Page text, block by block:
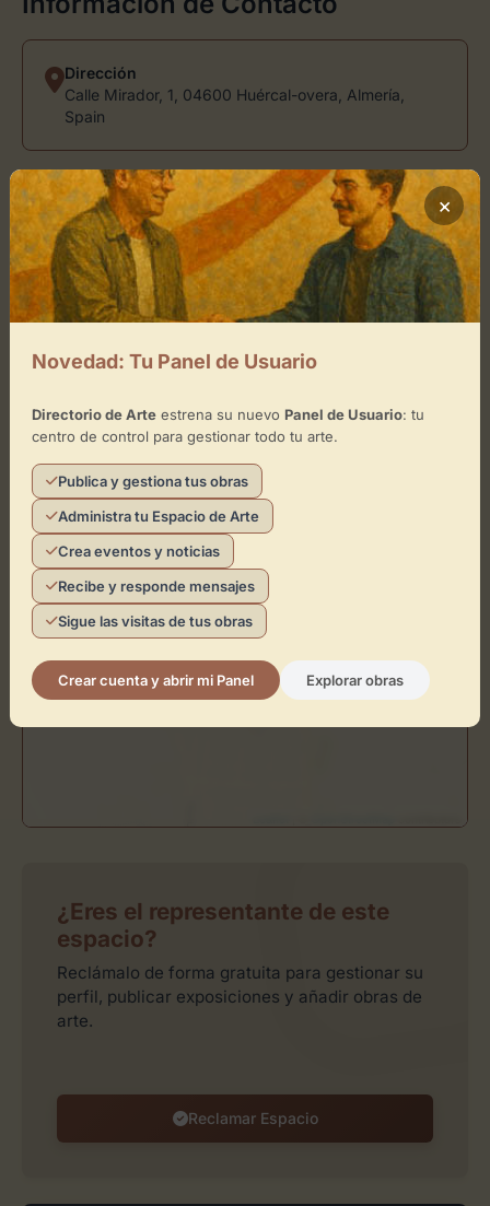
Dirección
Calle Mirador, 1, 04600 Huércal-overa, Almería,
Spain
Teléfono
649 27 02 62
Ubicación de H-ELARTE
Cómo llegar
H-ELARTE
+
−
Toca el mapa para interactuar
Activar Mapa
¿Eres el representante de este
espacio?
Reclámalo de forma gratuita para gestionar su
perfil, publicar exposiciones y añadir obras de
arte.
Reclamar Espacio
×
Novedad: Tu Panel de Usuario
Directorio de Arteestrena su nuevo Panel de Usuario: tu
centro de control para gestionar todo tu arte.
Publica y gestiona tus obras
Administra tu Espacio de Arte
Crea eventos y noticias
Recibe y responde mensajes
Sigue las visitas de tus obras
Crear cuenta y abrir mi Panel Explorar obras